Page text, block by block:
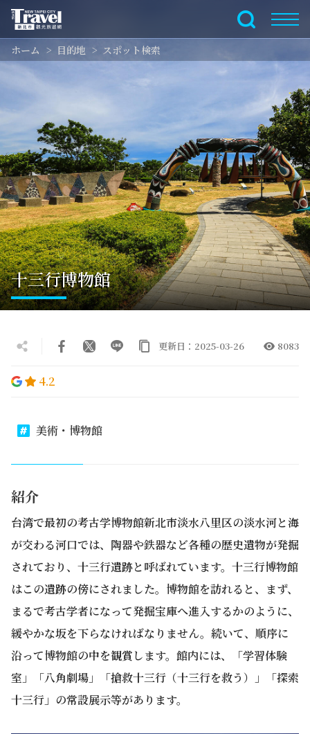
ン
コ
ン
セ
ク
シ
ョ
ン
に
行
く
全文検索
ホーム 目的地 スポット検索
十三行博物館
更新日：2025-03-26 8083
4.2
美術・博物館
紹介
台湾で最初の考古学博物館新北市淡水八里区の淡水河と海
が交わる河口では、陶器や鉄器など各種の歴史遺物が発掘
されており、十三行遺跡と呼ばれています。十三行博物館
はこの遺跡の傍にされました。博物館を訪れると、まず、
まるで考古学者になって発掘宝庫へ進入するかのように、
緩やかな坂を下らなければなりません。続いて、順序に
沿って博物館の中を観賞します。館内には、「学習体験
室」「八角劇場」「搶救十三行（十三行を救う）」「探索
十三行」の常設展示等があります。